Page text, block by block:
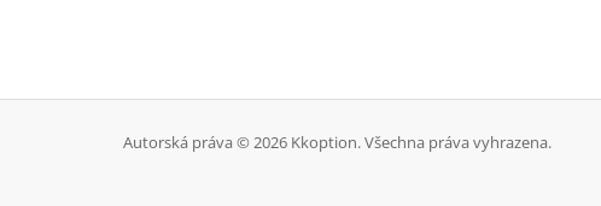
Autorská práva © 2026 Kkoption. Všechna práva vyhrazena.